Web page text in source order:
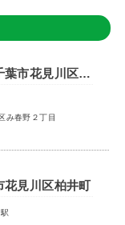
中古戸建 千葉県千葉市花見川区み春野２丁目
み春野２丁目
見川区柏井町